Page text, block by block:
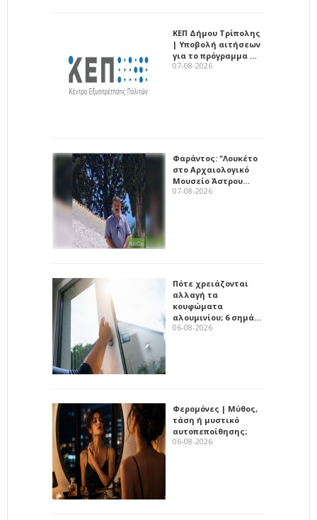
ΚΕΠ Δήμου Τρίπολης
| Υποβολή αιτήσεων
για το πρόγραμμα …
07-08-2026
Φαράντος: "Λουκέτο
στο Αρχαιολογικό
Μουσείο Άστρου…
07-08-2026
Πότε χρειάζονται
αλλαγή τα
κουφώματα
αλουμινίου; 6 σημά…
06-08-2026
Φερομόνες | Μύθος,
τάση ή μυστικό
αυτοπεποίθησης;
06-08-2026